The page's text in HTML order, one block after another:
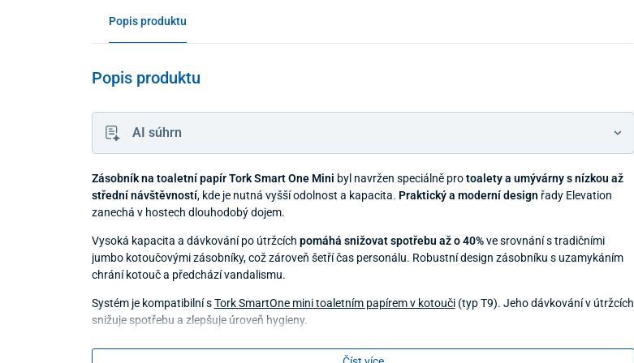
Popis produktu
Popis produktu
AI súhrn
Zásobník na toaletní papír Tork Smart One Mini byl navržen speciálně protoalety a umývárny s nízkou až
střední návštěvností, kde je nutná vyšší odolnost a kapacita. Praktický a moderní design řady Elevation
zanechá v hostech dlouhodobý dojem.
Vysoká kapacita a dávkování po útržcích pomáhá snižovat spotřebu až o 40%ve srovnání s tradičními
jumbo kotoučovými zásobníky, což zároveň šetří čas personálu. Robustní design zásobníku s uzamykáním
chrání kotouč a předchází vandalismu.
Systém je kompatibilní sTork SmartOne mini toaletním papírem v kotouči(typ T9). Jeho dávkování v útržcích
snižuje spotřebu a zlepšuje úroveň hygieny.
Technické parametry